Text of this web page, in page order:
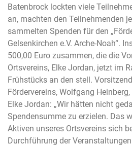
Batenbrock lockten viele
an, machten den Teilnehmenden
sammelten Spenden für den
Gelsenkirchen e.V. Arche-Noah“.
500,00 Euro zusammen, die die
Ortsvereins, Elke Jordan, jetzt im
Frühstücks an den stell.
Fördervereins, Wolfgang
Elke Jordan: „Wir hätten nicht
Spendensumme zu erzielen. Das
Aktiven unseres Ortsvereins sich
Durchführung der